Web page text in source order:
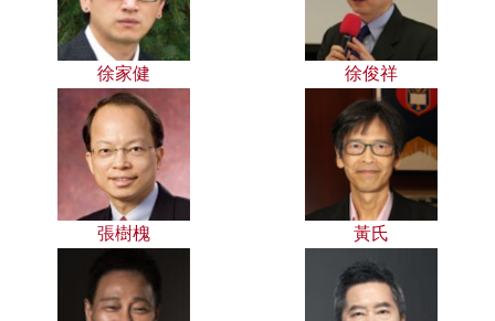
徐家健 徐俊祥
張樹槐 黃氏